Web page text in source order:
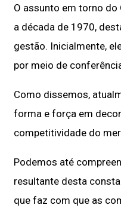
O assunto em torno do
a década de 1970,
gestão. Inicialmente,
por meio de
Como dissemos,
forma e força em
competitividade do
Podemos até
resultante desta
que faz com que as